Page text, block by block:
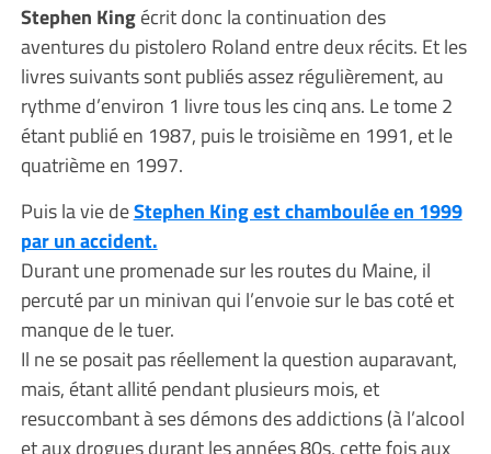
Stephen Kingécrit donc la continuation des
aventures du pistolero Roland entre deux récits. Et les
livres suivants sont publiés assez régulièrement, au
rythme d’environ 1 livre tous les cinq ans. Le tome 2
étant publié en 1987, puis le troisième en 1991, et le
quatrième en 1997.
Puis la vie deStephen King est chamboulée en 1999
par un accident.
Durant une promenade sur les routes du Maine, il
percuté par un minivan qui l’envoie sur le bas coté et
manque de le tuer.
Il ne se posait pas réellement la question auparavant,
mais, étant allité pendant plusieurs mois, et
resuccombant à ses démons des addictions (à l’alcool
et aux drogues durant les années 80s, cette fois aux